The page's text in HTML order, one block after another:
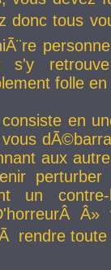
donc tous
s'y
folle
en
aux
perturber
un
rendre